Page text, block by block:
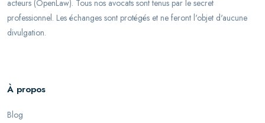
acteurs (OpenLaw). Tous nos avocats sont tenus par le secret
professionnel. Les échanges sont protégés et ne feront l'objet d'aucune
divulgation.
À propos
Blog